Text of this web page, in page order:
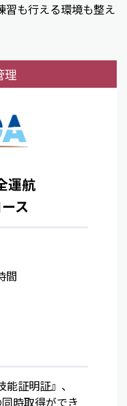
習も行える環境も整え
理
運航
ス
間
証明証』、
時取得ができ